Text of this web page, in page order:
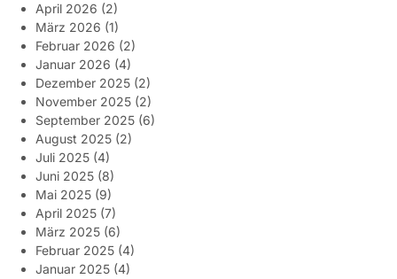
April 2026 (2)
März 2026 (1)
Februar 2026 (2)
Januar 2026 (4)
Dezember 2025 (2)
November 2025 (2)
September 2025 (6)
August 2025 (2)
Juli 2025 (4)
Juni 2025 (8)
Mai 2025 (9)
April 2025 (7)
März 2025 (6)
Februar 2025 (4)
Januar 2025 (4)